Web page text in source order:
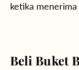
ketika
Beli Buket